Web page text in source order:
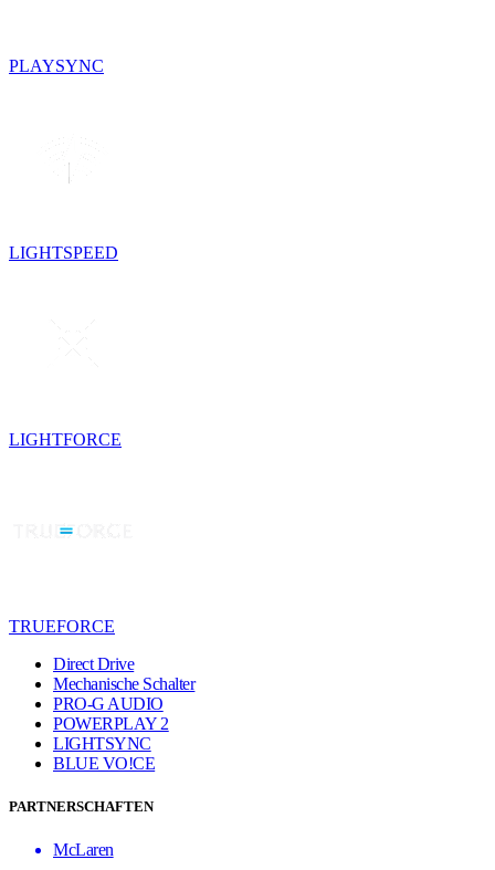
PLAYSYNC
LIGHTSPEED
LIGHTFORCE
TRUEFORCE
Direct Drive
Mechanische Schalter
PRO-G AUDIO
POWERPLAY 2
LIGHTSYNC
BLUE VO!CE
PARTNERSCHAFTEN
McLaren